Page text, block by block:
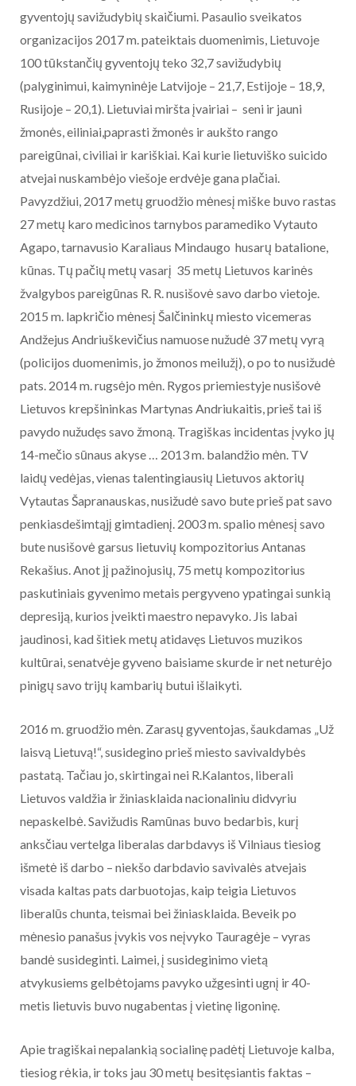
gyventojų savižudybių skaičiumi. Pasaulio sveikatos
organizacijos 2017 m. pateiktais duomenimis, Lietuvoje
100 tūkstančių gyventojų teko 32,7 savižudybių
(palyginimui, kaimyninėje Latvijoje – 21,7, Estijoje – 18,9,
Rusijoje – 20,1). Lietuviai miršta įvairiai – seni ir jauni
žmonės, eiliniai,paprasti žmonės ir aukšto rango
pareigūnai, civiliai ir kariškiai. Kai kurie lietuviško suicido
atvejai nuskambėjo viešoje erdvėje gana plačiai.
Pavyzdžiui, 2017 metų gruodžio mėnesį miške buvo rastas
27 metų karo medicinos tarnybos paramediko Vytauto
Agapo, tarnavusio Karaliaus Mindaugo husarų batalione,
kūnas. Tų pačių metų vasarį 35 metų Lietuvos karinės
žvalgybos pareigūnas R. R. nusišovė savo darbo vietoje.
2015 m. lapkričio mėnesį Šalčininkų miesto vicemeras
Andžejus Andriuškevičius namuose nužudė 37 metų vyrą
(policijos duomenimis, jo žmonos meilužį), o po to nusižudė
pats. 2014 m. rugsėjo mėn. Rygos priemiestyje nusišovė
Lietuvos krepšininkas Martynas Andriukaitis, prieš tai iš
pavydo nužudęs savo žmoną. Tragiškas incidentas įvyko jų
14-mečio sūnaus akyse … 2013 m. balandžio mėn. TV
laidų vedėjas, vienas talentingiausių Lietuvos aktorių
Vytautas Šapranauskas, nusižudė savo bute prieš pat savo
penkiasdešimtąjį gimtadienį. 2003 m. spalio mėnesį savo
bute nusišovė garsus lietuvių kompozitorius Antanas
Rekašius. Anot jį pažinojusių, 75 metų kompozitorius
paskutiniais gyvenimo metais pergyveno ypatingai sunkią
depresiją, kurios įveikti maestro nepavyko. Jis labai
jaudinosi, kad šitiek metų atidavęs Lietuvos muzikos
kultūrai, senatvėje gyveno baisiame skurde ir net neturėjo
pinigų savo trijų kambarių butui išlaikyti.
2016 m. gruodžio mėn. Zarasų gyventojas, šaukdamas „Už
laisvą Lietuvą!“, susidegino prieš miesto savivaldybės
pastatą. Tačiau jo, skirtingai nei R.Kalantos, liberali
Lietuvos valdžia ir žiniasklaida nacionaliniu didvyriu
nepaskelbė. Savižudis Ramūnas buvo bedarbis, kurį
anksčiau vertelga liberalas darbdavys iš Vilniaus tiesiog
išmetė iš darbo – niekšo darbdavio savivalės atvejais
visada kaltas pats darbuotojas, kaip teigia Lietuvos
liberalūs chunta, teismai bei žiniasklaida. Beveik po
mėnesio panašus įvykis vos neįvyko Tauragėje – vyras
bandė susideginti. Laimei, į susideginimo vietą
atvykusiems gelbėtojams pavyko užgesinti ugnį ir 40-
metis lietuvis buvo nugabentas į vietinę ligoninę.
Apie tragiškai nepalankią socialinę padėtį Lietuvoje kalba,
tiesiog rėkia, ir toks jau 30 metų besitęsiantis faktas –